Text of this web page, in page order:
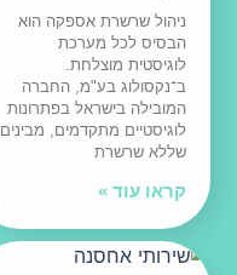
ניהול שרשרת אספקה הוא
הבסיס לכל מערכת
לוגיסטית מוצלחת.
ב־נקסולוג בע"מ, החברה
המובילה בישראל בפתרונות
לוגיסטיים מתקדמים, מבינים
שללא שרשרת
קראו עוד »